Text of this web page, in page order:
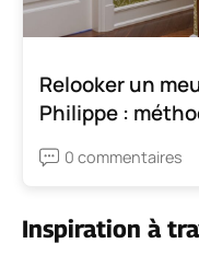
Relooker un
Philippe :
0 commentaires
Inspiration à